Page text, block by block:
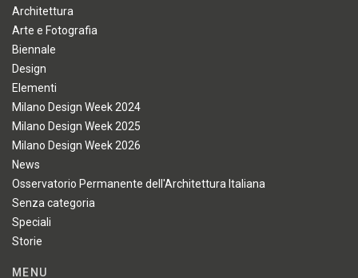
Architettura
Arte e Fotografia
Biennale
Design
Elementi
Milano Design Week 2024
Milano Design Week 2025
Milano Design Week 2026
News
Osservatorio Permanente dell'Architettura Italiana
Senza categoria
Speciali
Storie
MENU